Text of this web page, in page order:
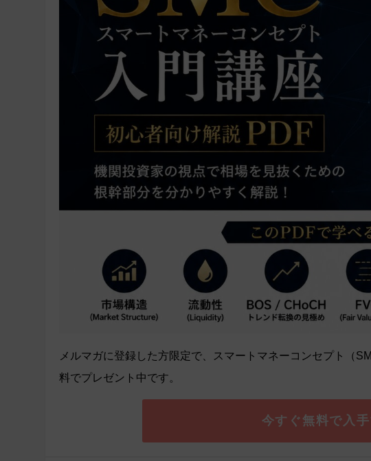
メルマガに登録した方限定で、スマートマネーコンセプト（
料でプレゼント中です。
今すぐ無料で入手